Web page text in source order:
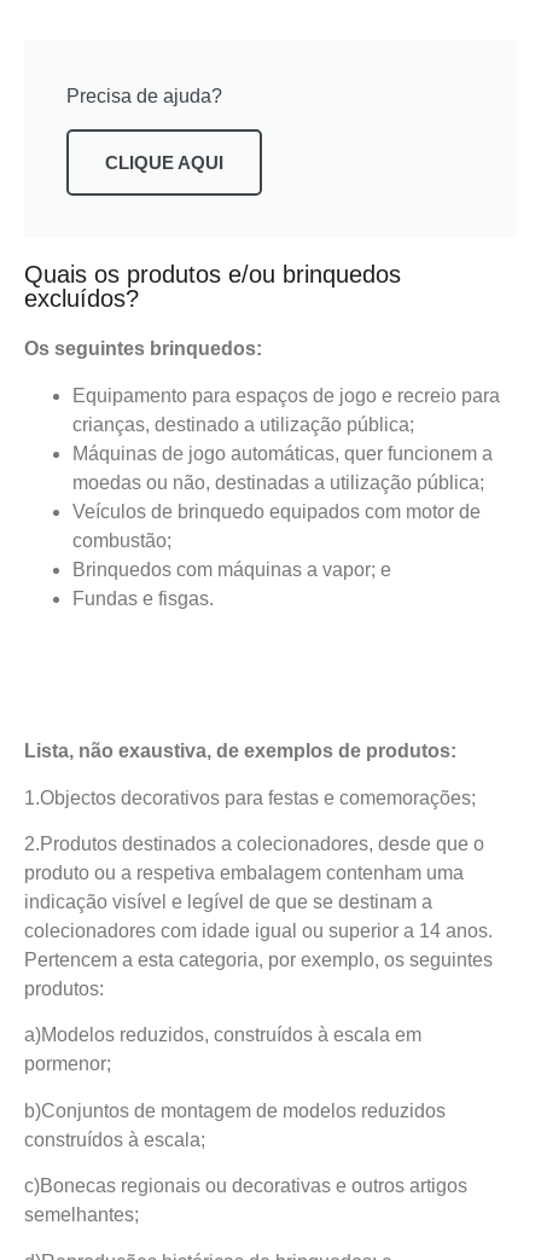
Precisa de ajuda?
CLIQUE AQUI
Quais os produtos e/ou brinquedos
excluídos?
Os seguintes brinquedos:
Equipamento para espaços de jogo e recreio para
crianças, destinado a utilização pública;
Máquinas de jogo automáticas, quer funcionem a
moedas ou não, destinadas a utilização pública;
Veículos de brinquedo equipados com motor de
combustão;
Brinquedos com máquinas a vapor; e
Fundas e fisgas.
Lista, não exaustiva, de exemplos de produtos:
1.Objectos decorativos para festas e comemorações;
2.Produtos destinados a colecionadores, desde que o
produto ou a respetiva embalagem contenham uma
indicação visível e legível de que se destinam a
colecionadores com idade igual ou superior a 14 anos.
Pertencem a esta categoria, por exemplo, os seguintes
produtos:
a)Modelos reduzidos, construídos à escala em
pormenor;
b)Conjuntos de montagem de modelos reduzidos
construídos à escala;
c)Bonecas regionais ou decorativas e outros artigos
semelhantes;